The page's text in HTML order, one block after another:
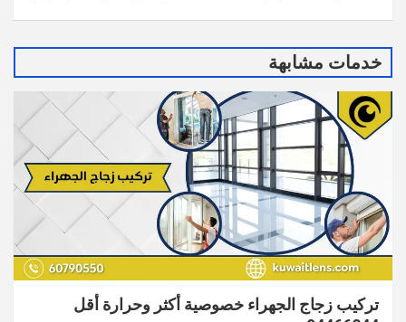
خدمات مشابهة
تركيب زجاج الجهراء​ خصوصية أكثر وحرارة أقل